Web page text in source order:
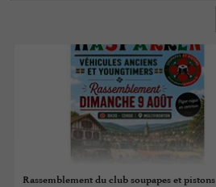
Rassemblement du club soupapes et pistons